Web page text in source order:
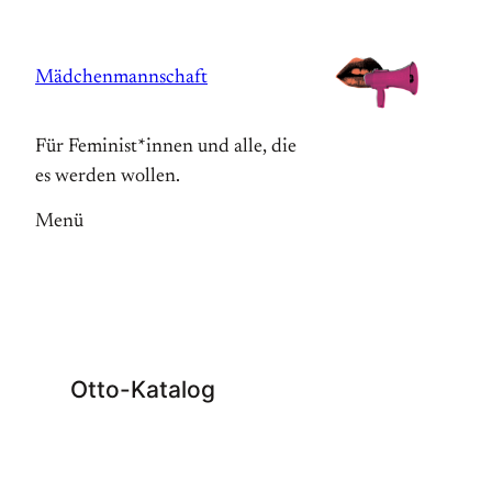
springen
Mädchenmannschaft
Für Feminist*innen und alle, die
es werden wollen.
Menü
Otto-Katalog